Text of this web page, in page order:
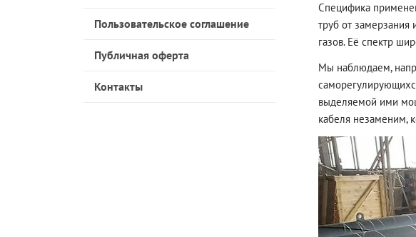
Пользовательское соглашение
Публичная оферта
Контакты
Специфика
труб от
газов. Её спектр
Мы наблюдаем,
выделяемой ими
кабеля незаменим,